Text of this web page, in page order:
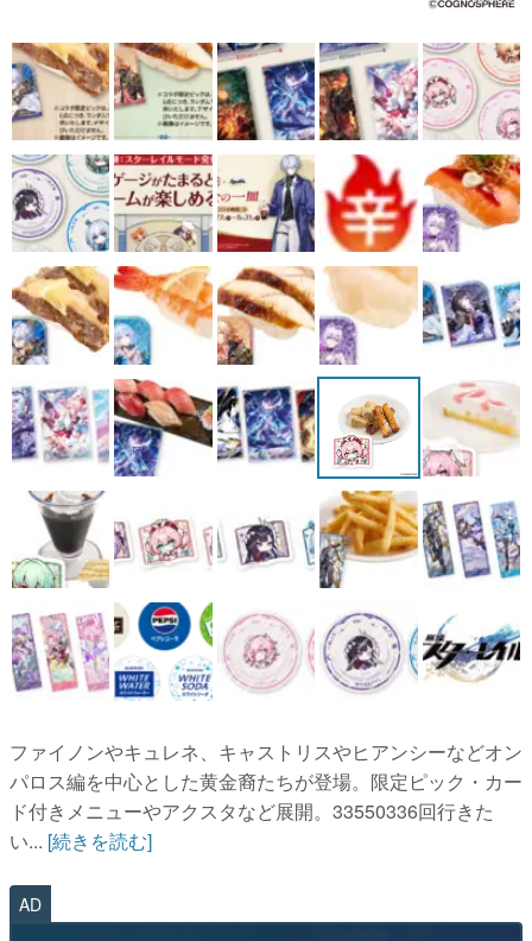
電ファミニコゲーマーとは？
運営：株式会社マレ
ファイノンやキュレネ、キャストリスやヒアンシーなどオン
パロス編を中心とした黄金裔たちが登場。限定ピック・カー
ド付きメニューやアクスタなど展開。33550336回行きた
い... [続きを読む]
AD